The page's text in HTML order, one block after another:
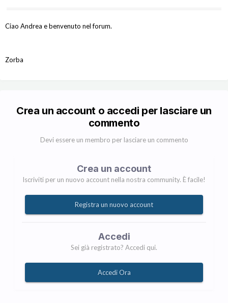
Ciao Andrea e benvenuto nel forum.
Zorba
Crea un account o accedi per lasciare un
commento
Devi essere un membro per lasciare un commento
Crea un account
Iscriviti per un nuovo account nella nostra community. È facile!
Registra un nuovo account
Accedi
Sei già registrato? Accedi qui.
Accedi Ora